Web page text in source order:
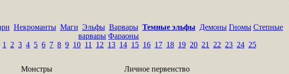
Некроманты Маги Эльфы Варвары Темные эльфы Демоны Гномы Степные
варвары Фараоны
1 2 3 4 5 6 7 8 9 10 11 12 13 14 15 16 17 18 19 20 21 22 23 24 25
Монстры Личное первенство